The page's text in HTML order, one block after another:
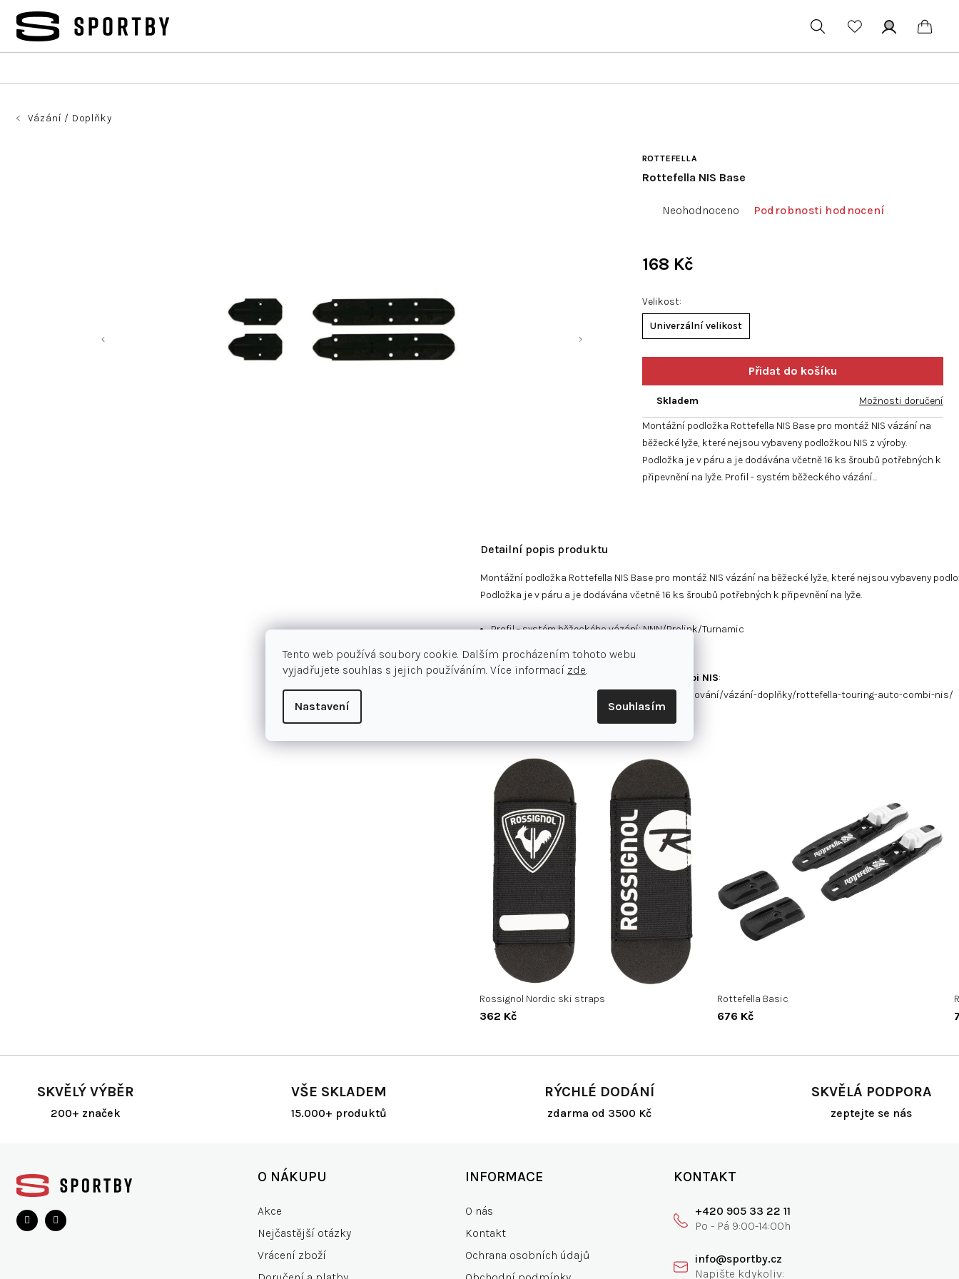
Tento web používá soubory cookie. Dalším procházením tohoto webu
vyjadřujete souhlas s jejich používáním. Více informací zde
Nastavení Souhlasím
obsah
košík
Vázání / Doplňky
ROTTEFELLA
Rottefella NIS Base
hodnocení
0,0
5
hvězdiček.
Neohodnoceno Podrobnosti hodnocení
Montážní podložka Rottefella NIS Base pro montáž NIS vázání na
běžecké lyže, které nejsou vybaveny podložkou NIS z výroby.
Podložka je v páru a je dodávána včetně 16 ks šroubů potřebných k
připevnění na lyže. Profil - systém běžeckého vázání...
Velikost
Univerzální velikost
168 Kč
Skladem Možnosti doručení
SKVĚLÝ VÝBĚR
200+ značek
VŠE SKLADEM
15.000+ produktů
RÝCHLÉ DODÁNÍ
zdarma od 3500 Kč
SKVĚLÁ PODPORA
zeptejte se nás
Detailní popis produktu
Montážní podložka Rottefella NIS Base pro montáž NIS vázání na běžecké lyže, které nejsou vybaveny
Podložka je v páru a je dodávána včetně 16 ks šroubů potřebných k připevnění na lyže.
Profil - systém běžeckého vázání: NNN/Prolink/Turnamic
Způsob montáže běžeckého vázání: NIS
Kompatibilita:Rottefella Touring Auto Combi NIS:
https://www.sportby.cz/lyzování/bezecke-lyzování/vázání-doplňky/rottefella-touring-auto-combi-nis/
Také se Vám může líbit
Rossignol Nordic ski straps
362 Kč
Rottefella Basic
676 Kč
O NÁKUPU
Akce
Nejčastější otázky
Vrácení zboží
INFORMACE
O nás
Kontakt
Ochrana osobních údajů
KONTAKT
+420 905 33 22 11
info@sportby.cz